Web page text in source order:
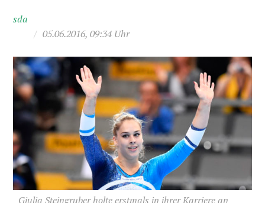
sda
/ 05.06.2016, 09:34 Uhr
Giulia Steingruber holte erstmals in ihrer Karriere an